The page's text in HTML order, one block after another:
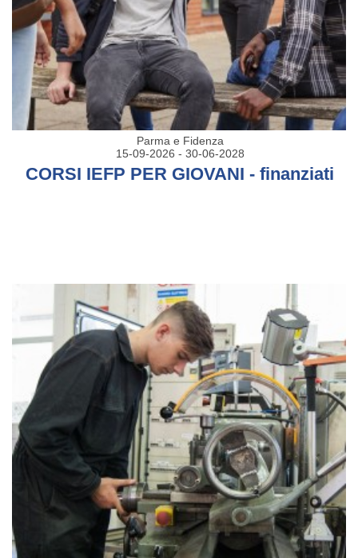
Parma e Fidenza
15-09-2026 - 30-06-2028
CORSI IEFP PER GIOVANI - finanziati